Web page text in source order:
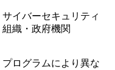
サイバーセキュリティ
組織・政府機関
プログラムにより異な